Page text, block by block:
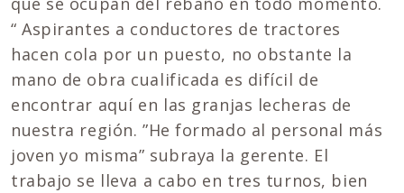
“ Aspirantes a conductores de tractores
hacen cola por un puesto, no obstante la
mano de obra cualificada es difícil de
encontrar aquí en las granjas lecheras de
nuestra región. ”He formado al personal más
joven yo misma” subraya la gerente. El
trabajo se lleva a cabo en tres turnos, bien